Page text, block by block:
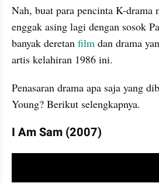
Nah, buat para pencinta K-drama
enggak asing lagi dengan sosok
banyak deretan film dan drama
artis kelahiran 1986 ini.
Penasaran drama apa saja yang
Young? Berikut selengkapnya.
I Am Sam (2007)